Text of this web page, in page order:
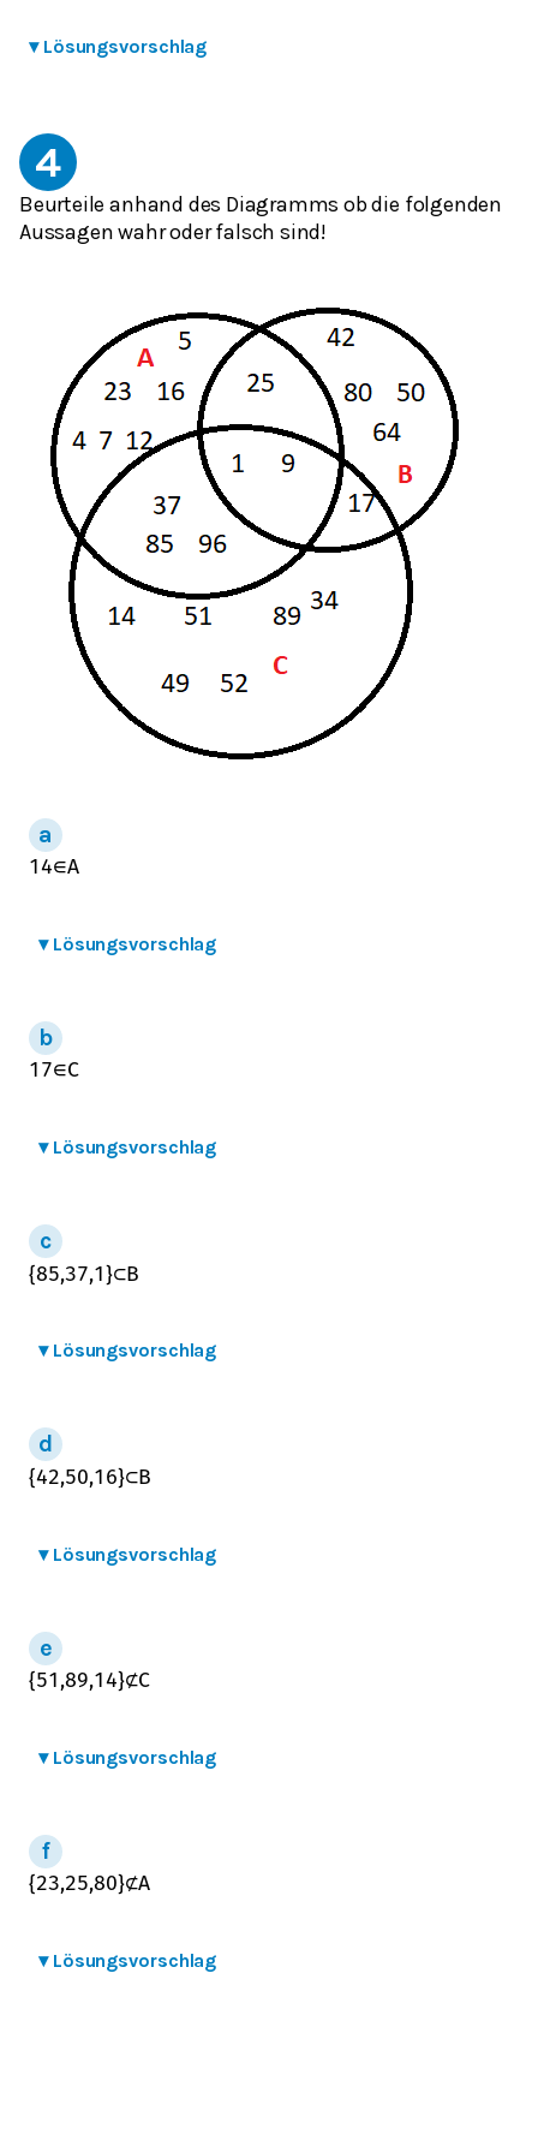
▾ Lösungsvorschlag
4
Beurteile anhand des Diagramms ob die folgenden
Aussagen wahr oder falsch sind!
14∈A
▾ Lösungsvorschlag
17∈C
▾ Lösungsvorschlag
{85,37,1 }⊂B
▾ Lösungsvorschlag
{42,50,16}⊂B
▾ Lösungsvorschlag
{51,89,14}⊄C
▾ Lösungsvorschlag
{23,25,80}⊄A
▾ Lösungsvorschlag